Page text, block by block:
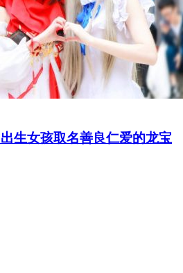
生女孩取名善良仁爱的龙宝